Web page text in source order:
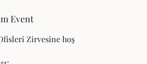
Event
Zirvesine hoş